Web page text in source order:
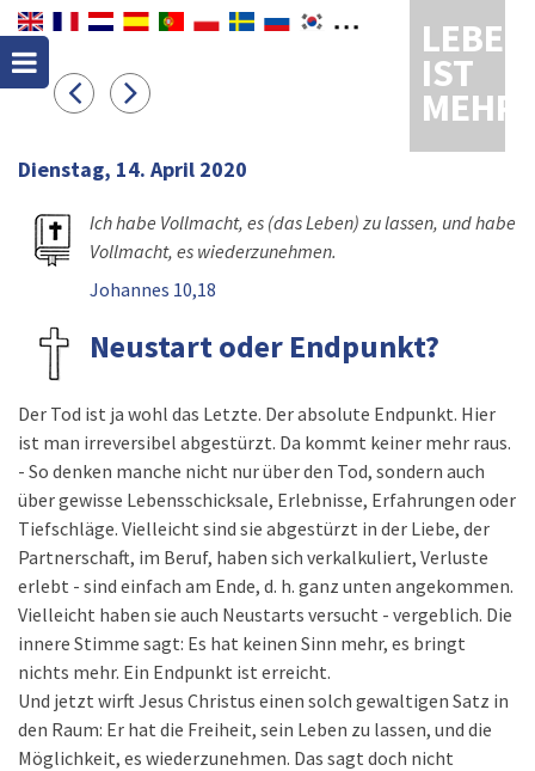
LEBEN
IST
MEHR
Dienstag, 14. April 2020
Ich habe Vollmacht, es (das Leben) zu lassen, und habe
Vollmacht, es wiederzunehmen.
Johannes 10,18
Neustart oder Endpunkt?
Der Tod ist ja wohl das Letzte. Der absolute Endpunkt. Hier
ist man irreversibel abgestürzt. Da kommt keiner mehr raus.
- So denken manche nicht nur über den Tod, sondern auch
über gewisse Lebensschicksale, Erlebnisse, Erfahrungen oder
Tiefschläge. Vielleicht sind sie abgestürzt in der Liebe, der
Partnerschaft, im Beruf, haben sich verkalkuliert, Verluste
erlebt - sind einfach am Ende, d. h. ganz unten angekommen.
Vielleicht haben sie auch Neustarts versucht - vergeblich. Die
innere Stimme sagt: Es hat keinen Sinn mehr, es bringt
nichts mehr. Ein Endpunkt ist erreicht.
Und jetzt wirft Jesus Christus einen solch gewaltigen Satz in
den Raum: Er hat die Freiheit, sein Leben zu lassen, und die
Möglichkeit, es wiederzunehmen. Das sagt doch nicht